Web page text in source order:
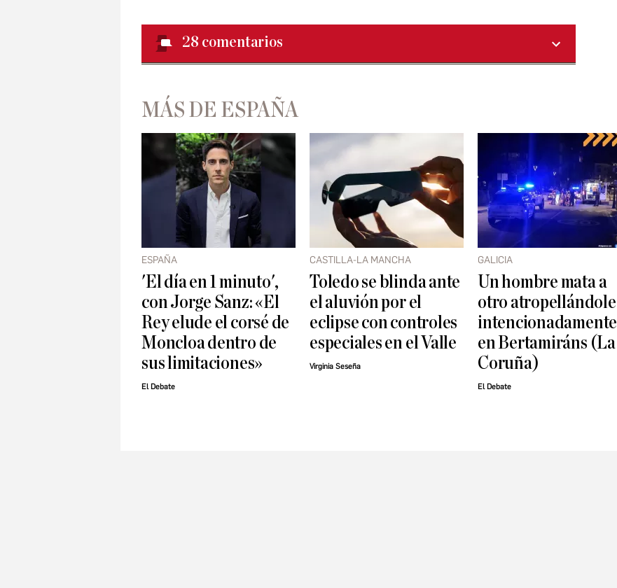
28 comentarios
MÁS DE ESPAÑA
ESPAÑA
'El día en 1 minuto',
con Jorge Sanz: «El
Rey elude el corsé de
Moncloa dentro de
sus limitaciones»
El Debate
CASTILLA-LA MANCHA
Toledo se blinda ante
el aluvión por el
eclipse con controles
especiales en el Valle
Virginia Seseña
GALICIA
Un hombre mata a
otro atropellándole
intencionadamente
en Bertamiráns (La
Coruña)
El Debate